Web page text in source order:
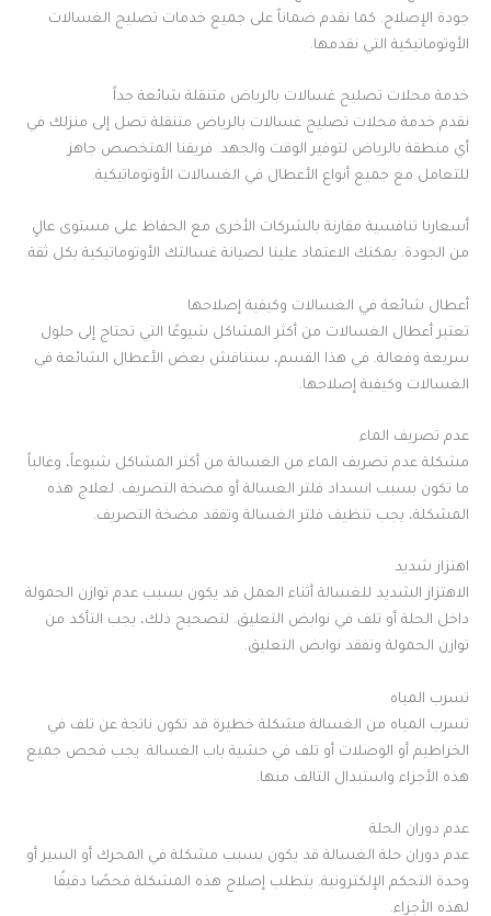
جودة الإصلاح. كما نقدم ضماناً على جميع خدمات تصليح الغسالات
الأوتوماتيكية التي نقدمها.
خدمة محلات تصليح غسالات بالرياض متنقلة شائعة جداً
نقدم خدمة محلات تصليح غسالات بالرياض متنقلة تصل إلى منزلك في
أي منطقة بالرياض لتوفير الوقت والجهد. فريقنا المتخصص جاهز
للتعامل مع جميع أنواع الأعطال في الغسالات الأوتوماتيكية.
أسعارنا تنافسية مقارنة بالشركات الأخرى مع الحفاظ على مستوى عالٍ
من الجودة. يمكنك الاعتماد علينا لصيانة غسالتك الأوتوماتيكية بكل ثقة.
أعطال شائعة في الغسالات وكيفية إصلاحها
تعتبر أعطال الغسالات من أكثر المشاكل شيوعًا التي تحتاج إلى حلول
سريعة وفعالة. في هذا القسم، سنناقش بعض الأعطال الشائعة في
الغسالات وكيفية إصلاحها.
عدم تصريف الماء
مشكلة عدم تصريف الماء من الغسالة من أكثر المشاكل شيوعاً، وغالباً
ما تكون بسبب انسداد فلتر الغسالة أو مضخة التصريف. لعلاج هذه
المشكلة، يجب تنظيف فلتر الغسالة وتفقد مضخة التصريف.
اهتزاز شديد
الاهتزاز الشديد للغسالة أثناء العمل قد يكون بسبب عدم توازن الحمولة
داخل الحلة أو تلف في نوابض التعليق. لتصحيح ذلك، يجب التأكد من
توازن الحمولة وتفقد نوابض التعليق.
تسرب المياه
تسرب المياه من الغسالة مشكلة خطيرة قد تكون ناتجة عن تلف في
الخراطيم أو الوصلات أو تلف في حشية باب الغسالة. يجب فحص جميع
هذه الأجزاء واستبدال التالف منها.
عدم دوران الحلة
عدم دوران حلة الغسالة قد يكون بسبب مشكلة في المحرك أو السير أو
وحدة التحكم الإلكترونية. يتطلب إصلاح هذه المشكلة فحصًا دقيقًا
لهذه الأجزاء.